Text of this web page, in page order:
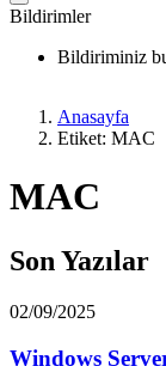
Bildirimler
Bildiriminiz
Anasayfa
Etiket: MAC
MAC
Son Yazılar
02/09/2025
Windows